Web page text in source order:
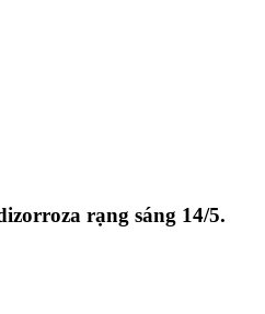
rạng sáng 14/5.